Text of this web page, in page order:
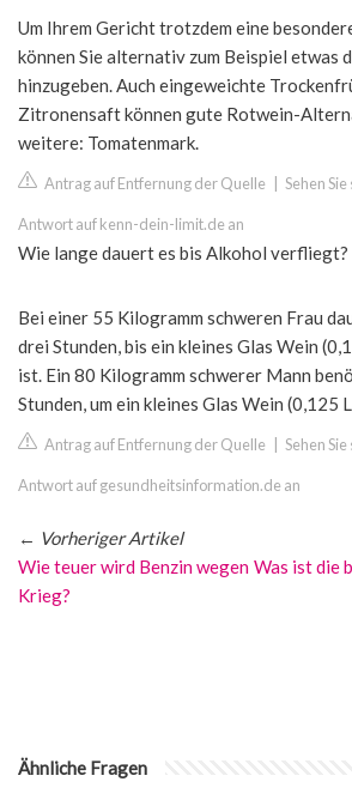
Um Ihrem Gericht trotzdem eine
können Sie alternativ zum Beispiel etwas
hinzugeben. Auch eingeweichte
Zitronensaft können gute Rotwein-
weitere: Tomatenmark.
Antrag auf Entfernung der Quelle Sehen
Antwort auf kenn-dein-limit.de an
Wie lange dauert es bis Alkohol verfliegt?
Bei einer 55 Kilogramm schweren Frau
drei Stunden, bis ein kleines Glas Wein
ist. Ein 80 Kilogramm schwerer Mann
Stunden, um ein kleines Glas Wein (0,125
Antrag auf Entfernung der Quelle Sehen
Antwort auf gesundheitsinformation.de an
← Vorheriger Artikel
Wie teuer wird Benzin wegen
Krieg?
Was ist die
Ähnliche Fragen